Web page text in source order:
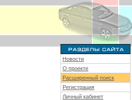
Новости
О проекте
Расширенный поиск
Регистрация
Личный кабинет